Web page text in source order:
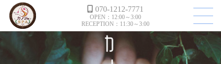
070-1212-7771
OPEN：12:00～3:00
RECEPTION：11:30～3:00